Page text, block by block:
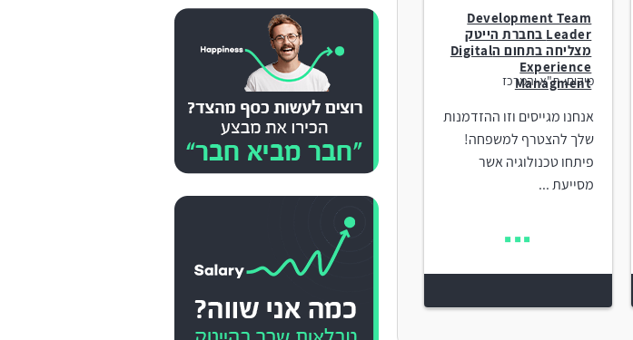
Development Team
Leader בחברת הייטק
מצליחה בתחום הDigital
Experience
Managment
מיקום: ת"א והמרכז
אנחנו מגייסים וזו ההזדמנות
שלך להצטרף למשפחה!
פיתחו טכנולוגיה אשר
מסייעת ...